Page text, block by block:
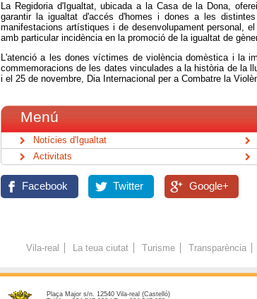
La Regidoria d'Igualtat, ubicada a la Casa de la Dona,
garantir la igualtat d'accés d'homes i dones a les
manifestacions artístiques i de desenvolupament personal,
amb particular incidència en la promoció de la igualtat de
L'atenció a les dones víctimes de violència domèstica i la
commemoracions de les dates vinculades a la història de la
i el 25 de novembre, Dia Internacional per a Combatre la
Menú
Notícies d'Igualtat
Activitats
Facebook Twitter Google+
Vila-real La teua ciutat Turisme Transparència
Plaça Major s/n. 12540 Vila-real (Castelló)